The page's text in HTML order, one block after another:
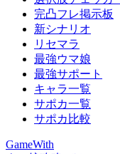
完凸フレ掲示板
新シナリオ
リセマラ
最強ウマ娘
最強サポート
キャラ一覧
サポカ一覧
サポカ比較
GameWith